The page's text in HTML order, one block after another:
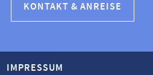
KONTAKT & ANREISE
IMPRESSUM